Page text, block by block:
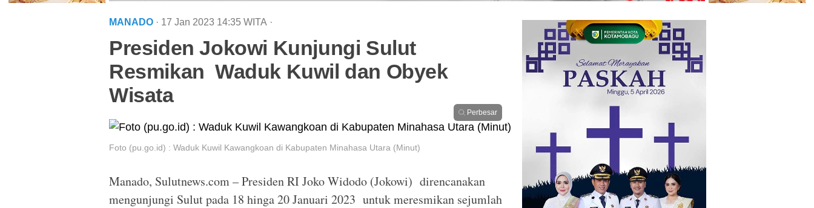
MANADO · 17 Jan 2023 14:35 WITA ·
Presiden Jokowi Kunjungi Sulut
Resmikan Waduk Kuwil dan Obyek
Wisata
Perbesar
Foto (pu.go.id) : Waduk Kuwil Kawangkoan di Kabupaten Minahasa Utara (Minut)
Manado, Sulutnews.com – Presiden RI Joko Widodo (Jokowi) direncanakan
mengunjungi Sulut pada 18 hinga 20 Januari 2023 untuk meresmikan sejumlah